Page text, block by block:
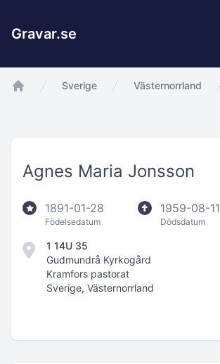
Gravar.se
Sverige Västernorrland
Agnes Maria Jonsson
1891-01-28
Födelsedatum
1959-08-11
Dödsdatum
1 14U 35
Gudmundrå Kyrkogård
Kramfors pastorat
Sverige, Västernorrland